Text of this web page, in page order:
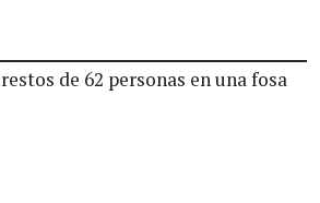
de 62 personas en una fosa